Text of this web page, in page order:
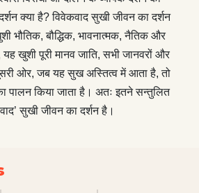
क्या है? विवेकवाद सुखी जीवन का दर्शन
भौतिक, बौद्धिक, भावनात्मक, नैतिक और
खुशी पूरी मानव जाति, सभी जानवरों और
ओर, जब यह सुख अस्तित्व में आता है, तो
पालन किया जाता है। अतः इतने सन्तुलित
सुखी जीवन का दर्शन है।